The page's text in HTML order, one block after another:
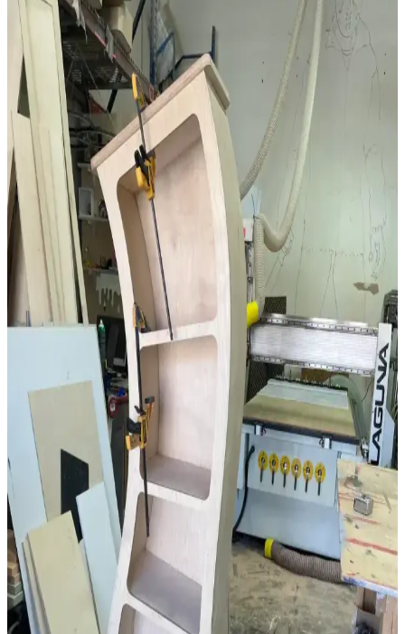
Kereste Nem İçeriği ve Kurutma Standartları: İnce
İşçilik İçin Kritik Bilgiler
Kereste nem içeriği, dayanıklılık ve işlenebilirlik açısından kritik
öneme sahiptir. Doğru kurutma teknikleri, nem ölçümü ve bölgesel
iklim koşulları, kaliteli ince işçilik için gereklidir.
Kiraz Ağacından Reeded (Oluklu) Şifonyer: Tasarım
ve İşçilik Detayları
Kiraz ağacından yapılmış reeded yüzeyli şifonyerin tasarım,
malzeme seçimi ve zorlu işçilik süreci anlatılmaktadır. LED
aydınlatmalı ayna ve özel kutular gibi fonksiyonel detaylar öne
çıkar.
Açık Plan Ev Tasarımının Avantajları,
Dezavantajları ve Tasarım Önerileri
Açık plan ev tasarımı, geniş ve aydınlık yaşam alanları sunarken
gürültü, mahremiyet ve koku sorunları yaratabilir. Tasarımda bölücü
kapılar ve havalandırma sistemleriyle denge sağlanabilir.
Geleneksel Ahşap İşçiliğiyle Masif Ahşap Masa
Yapımında Klasik Birleştirme Teknikleri
Geleneksel el aletleri ve klasik birleştirme yöntemleri kullanılarak
meşe ve ceviz malzemelerle yapılan masif ahşap masa, dayanıklılık
ve estetiği bir arada sunar. Buhar bükme ve el işçiliği detayları öne
çıkar.
Dar Banyolar İçin Alan Kullanımı ve Yenileme
Yöntemleri: Pratik Çözümler ve Maliyetler
Dar banyolarda alan kullanımı, yapısal değişiklikler ve estetik
iyileştirmelerle kullanım konforu artırılabilir. Maliyet ve tesisat
durumu önemli etkenlerdir.